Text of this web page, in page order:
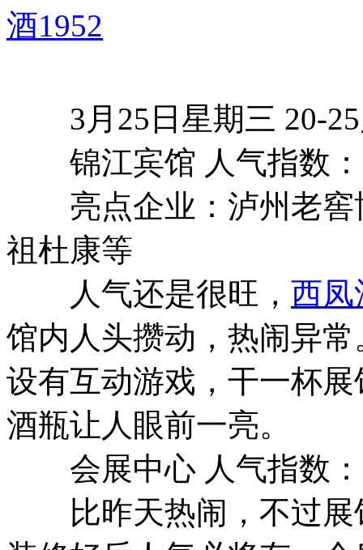
酒1952
3月25日星期三 20-25
锦江宾馆 人气指数：
亮点企业：泸州老窖
祖杜康等
人气还是很旺， 西凤
馆内人头攒动，热闹异
设有互动游戏，干一杯
酒瓶让人眼前一亮。
会展中心 人气指数：
比昨天热闹，不过展